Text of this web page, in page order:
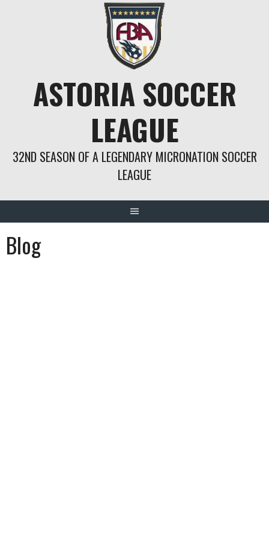
ASTORIA SOCCER
LEAGUE
32ND SEASON OF A LEGENDARY MICRONATION SOCCER
LEAGUE
Blog